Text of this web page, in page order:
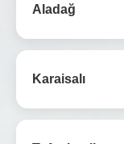
Aladağ
Karaisalı